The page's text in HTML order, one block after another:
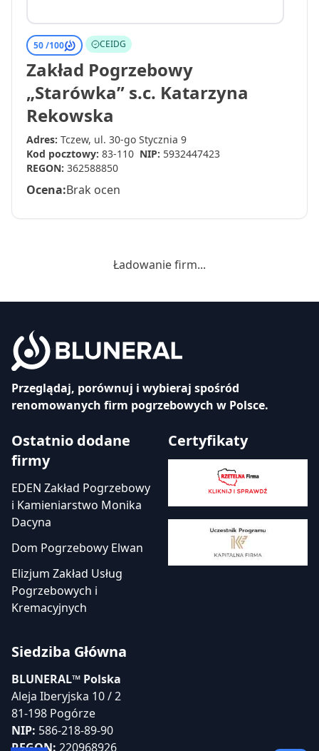
50 /100 CEIDG
Zakład Pogrzebowy
„Starówka” s.c. Katarzyna
Rekowska
Adres: Tczew, ul. 30-go Stycznia 9
Kod pocztowy: 83-110 NIP: 5932447423
REGON: 362588850
Ocena:Brak ocen
Ładowanie firm...
Przeglądaj, porównuj i wybieraj spośród
renomowanych firm pogrzebowych w Polsce.
Ostatnio dodane
firmy
EDEN Zakład Pogrzebowy
i Kamieniarstwo Monika
Dacyna
Dom Pogrzebowy Elwan
Elizjum Zakład Usług
Pogrzebowych i
Kremacyjnych
Certyfikaty
Siedziba Główna
BLUNERAL™ Polska
Aleja Iberyjska 10 / 2
81-198 Pogórze
NIP: 586-218-89-90
REGON: 220968926